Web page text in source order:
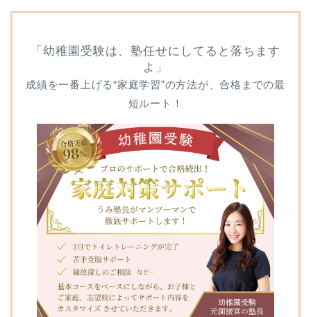
「幼稚園受験は、塾任せにしてると落ちます
よ」
成績を一番上げる“家庭学習”の方法が、合格までの最
短ルート！